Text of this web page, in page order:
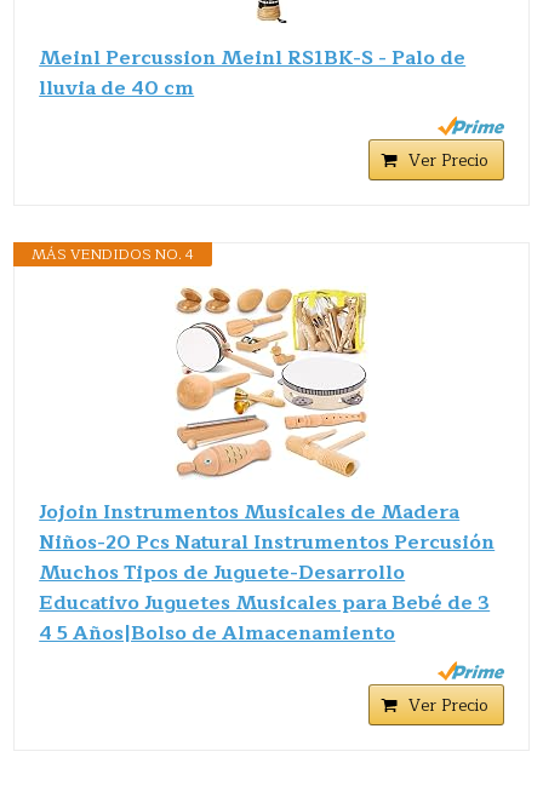
Meinl Percussion Meinl RS1BK-S - Palo de
lluvia de 40 cm
Ver Precio
MÁS VENDIDOS NO. 4
Jojoin Instrumentos Musicales de Madera
Niños-20 Pcs Natural Instrumentos Percusión
Muchos Tipos de Juguete-Desarrollo
Educativo Juguetes Musicales para Bebé de 3
4 5 Años|Bolso de Almacenamiento
Ver Precio